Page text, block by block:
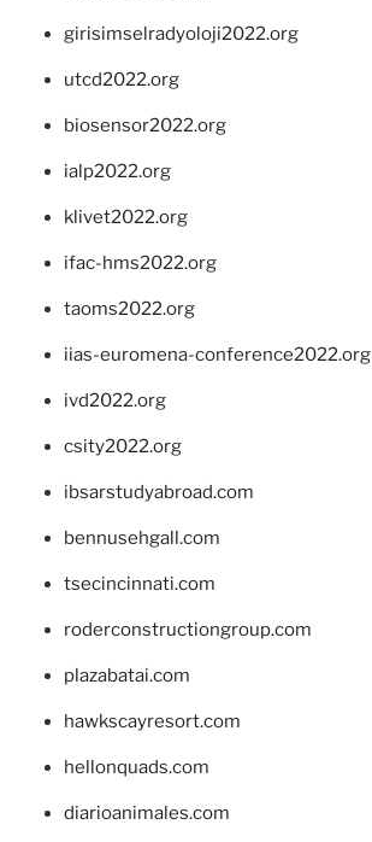
girisimselradyoloji2022.org
utcd2022.org
biosensor2022.org
ialp2022.org
klivet2022.org
ifac-hms2022.org
taoms2022.org
iias-euromena-conference2022.org
ivd2022.org
csity2022.org
ibsarstudyabroad.com
bennusehgall.com
tsecincinnati.com
roderconstructiongroup.com
plazabatai.com
hawkscayresort.com
hellonquads.com
diarioanimales.com